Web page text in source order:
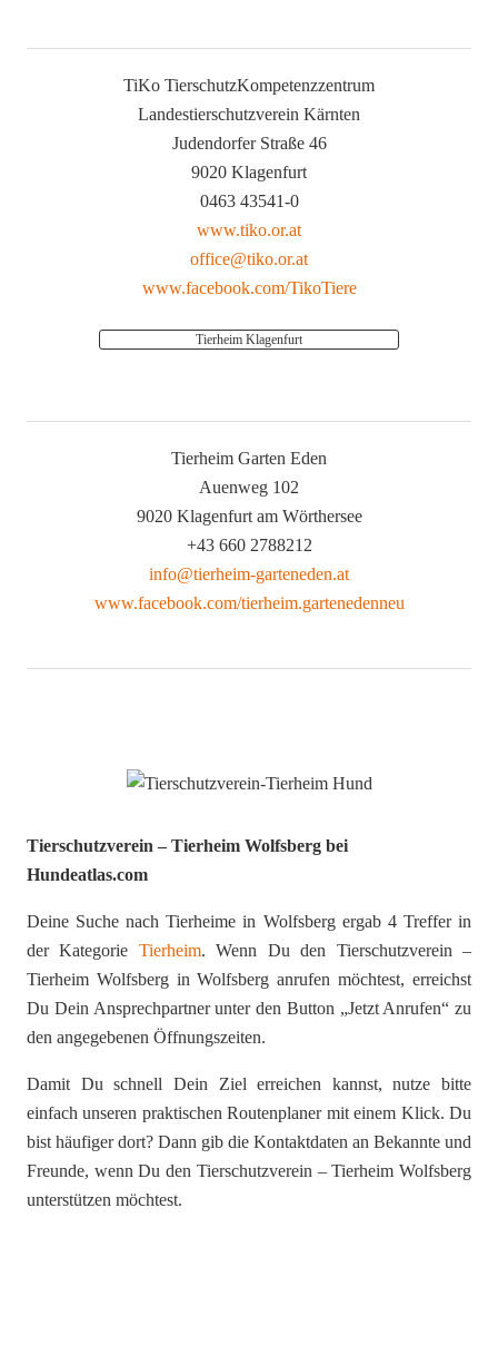
TiKo TierschutzKompetenzzentrum
Landestierschutzverein Kärnten
Judendorfer Straße 46
9020 Klagenfurt
0463 43541-0
www.tiko.or.at
office@tiko.or.at
www.facebook.com/TikoTiere
Tierheim Klagenfurt
Tierheim Garten Eden
Auenweg 102
9020 Klagenfurt am Wörthersee
+43 660 2788212
info@tierheim-garteneden.at
www.facebook.com/tierheim.gartenedenneu
Tierschutzverein – Tierheim Wolfsberg bei
Hundeatlas.com
Deine Suche nach Tierheime in Wolfsberg ergab 4 Treffer in
der Kategorie Tierheim. Wenn Du den Tierschutzverein –
Tierheim Wolfsberg in Wolfsberg anrufen möchtest, erreichst
Du Dein Ansprechpartner unter den Button „Jetzt Anrufen“ zu
den angegebenen Öffnungszeiten.
Damit Du schnell Dein Ziel erreichen kannst, nutze bitte
einfach unseren praktischen Routenplaner mit einem Klick. Du
bist häufiger dort? Dann gib die Kontaktdaten an Bekannte und
Freunde, wenn Du den Tierschutzverein – Tierheim Wolfsberg
unterstützen möchtest.